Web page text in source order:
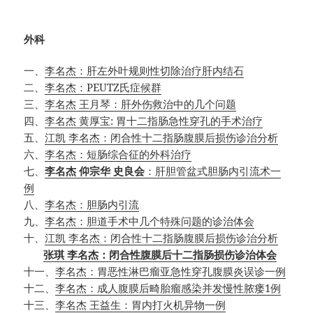
外科
一、李名杰：肝左外叶规则性切除治疗肝内结石
二、李名杰：PEUTZ氏症候群
三、李名杰 王月琴：肝外伤救治中的几个问题
四、李名杰 黄厚宝: 胃十二指肠急性穿孔的手术治疗
五、江凯 李名杰：闭合性十二指肠腹膜后损伤诊治分析
六、李名杰：短肠综合征的外科治疗
七、李名杰 仰宗华 史良会 ：肝胆管盆式胆肠内引流术一
例
八、李名杰：胆肠内引流
九、李名杰：胆道手术中几个特殊问题的诊治体会
十、江凯 李名杰：闭合性十二指肠腹膜后损伤诊治分析
张琪 李名杰：闭合性腹膜后十二指肠损伤诊治体会
十一、李名杰：胃恶性淋巴瘤亚急性穿孔腹膜炎误诊一例
十二、李名杰：成人腹膜后畸胎瘤感染并发慢性脓瘘1例
十三、李名杰 王益生：胃内打火机异物一例